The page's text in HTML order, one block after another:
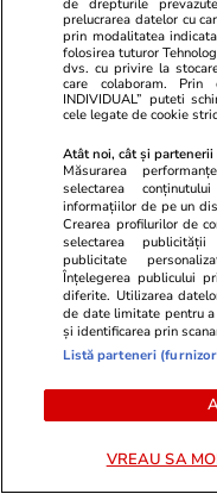
De ce nu mai
condiționat –
Ce trebuie să
kitul de siguranţă
Tehnologie
de drepturile
prelucrarea datelor cu
prin modalitatea
folosirea tuturor
dvs. cu privire la
care colaboram. Prin
INDIVIDUAL” puteti
cele legate de cookie
Atât noi, cât și
Măsurarea
selectarea
informațiilor de pe un
Crearea profilurilor de
selectarea
publicitate
Înțelegerea publicului
diferite. Utilizarea
de date limitate pentru
și identificarea prin
Listă parteneri
VREAU SA